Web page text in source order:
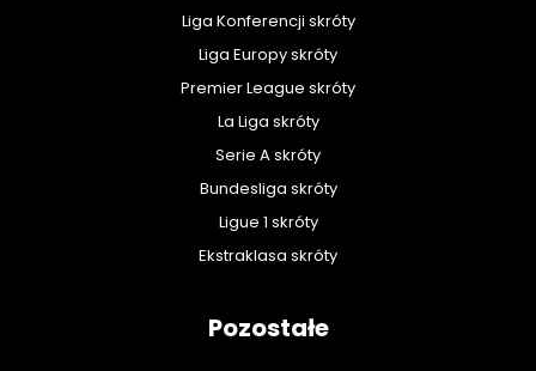
Liga Konferencji skróty
Liga Europy skróty
Premier League skróty
La Liga skróty
Serie A skróty
Bundesliga skróty
Ligue 1 skróty
Ekstraklasa skróty
Pozostałe